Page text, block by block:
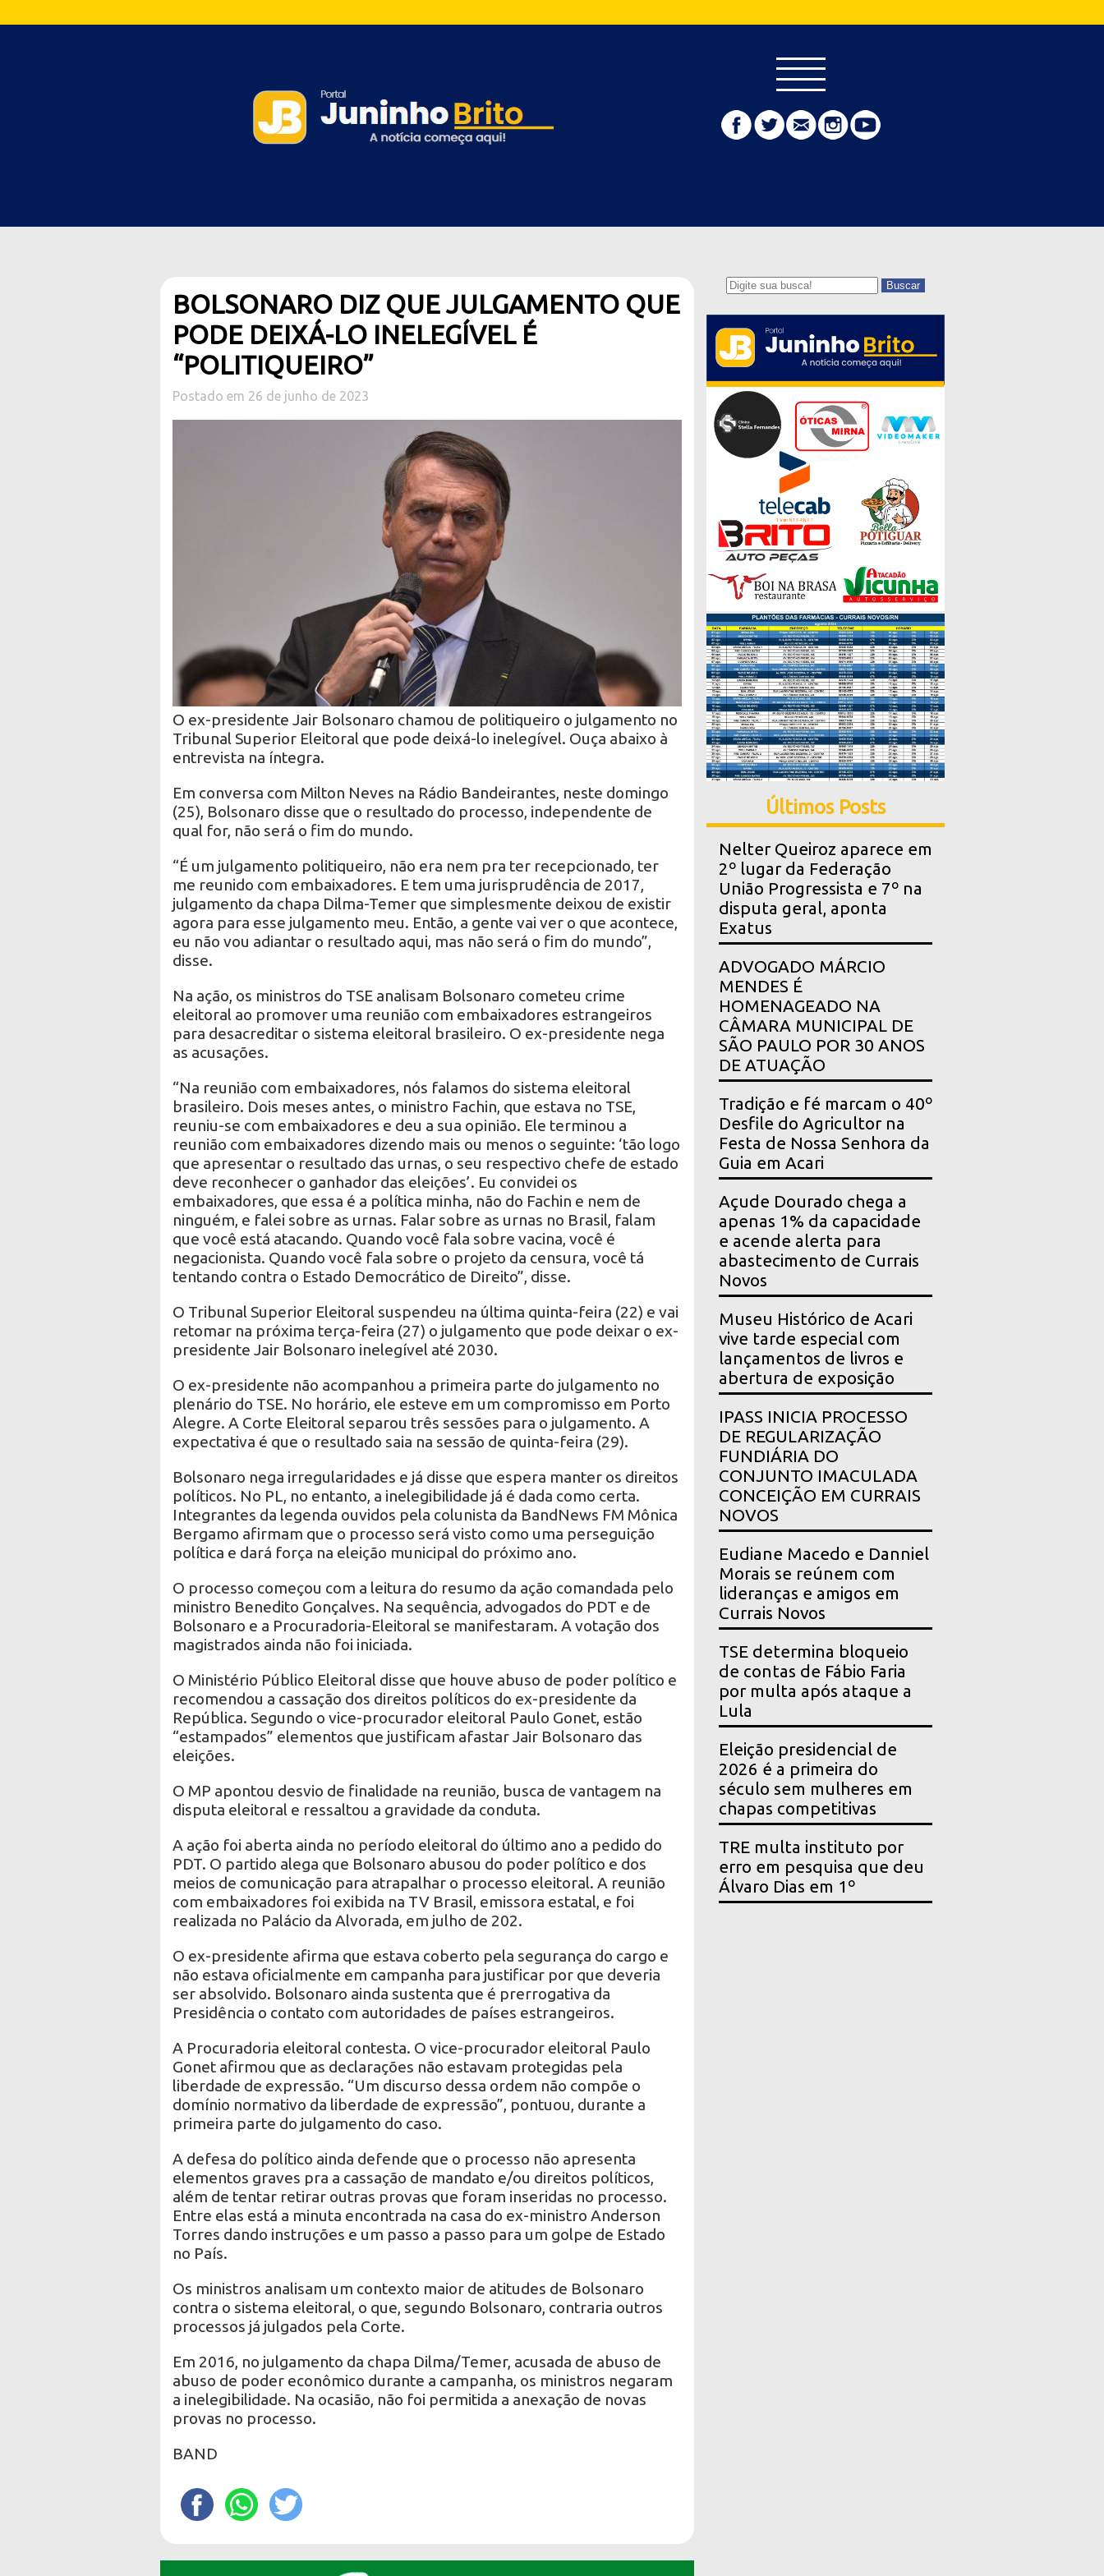
BOLSONARO DIZ QUE JULGAMENTO QUE
PODE DEIXÁ-LO INELEGÍVEL É
“POLITIQUEIRO”
Postado em 26 de junho de 2023
O ex-presidente Jair Bolsonaro chamou de politiqueiro o julgamento no
Tribunal Superior Eleitoral que pode deixá-lo inelegível. Ouça abaixo à
entrevista na íntegra.
Em conversa com Milton Neves na Rádio Bandeirantes, neste domingo
(25), Bolsonaro disse que o resultado do processo, independente de
qual for, não será o fim do mundo.
“É um julgamento politiqueiro, não era nem pra ter recepcionado, ter
me reunido com embaixadores. E tem uma jurisprudência de 2017,
julgamento da chapa Dilma-Temer que simplesmente deixou de existir
agora para esse julgamento meu. Então, a gente vai ver o que acontece,
eu não vou adiantar o resultado aqui, mas não será o fim do mundo”,
disse.
Na ação, os ministros do TSE analisam Bolsonaro cometeu crime
eleitoral ao promover uma reunião com embaixadores estrangeiros
para desacreditar o sistema eleitoral brasileiro. O ex-presidente nega
as acusações.
“Na reunião com embaixadores, nós falamos do sistema eleitoral
brasileiro. Dois meses antes, o ministro Fachin, que estava no TSE,
reuniu-se com embaixadores e deu a sua opinião. Ele terminou a
reunião com embaixadores dizendo mais ou menos o seguinte: ‘tão logo
que apresentar o resultado das urnas, o seu respectivo chefe de estado
deve reconhecer o ganhador das eleições’. Eu convidei os
embaixadores, que essa é a política minha, não do Fachin e nem de
ninguém, e falei sobre as urnas. Falar sobre as urnas no Brasil, falam
que você está atacando. Quando você fala sobre vacina, você é
negacionista. Quando você fala sobre o projeto da censura, você tá
tentando contra o Estado Democrático de Direito”, disse.
O Tribunal Superior Eleitoral suspendeu na última quinta-feira (22) e vai
retomar na próxima terça-feira (27) o julgamento que pode deixar o ex-
presidente Jair Bolsonaro inelegível até 2030.
O ex-presidente não acompanhou a primeira parte do julgamento no
plenário do TSE. No horário, ele esteve em um compromisso em Porto
Alegre. A Corte Eleitoral separou três sessões para o julgamento. A
expectativa é que o resultado saia na sessão de quinta-feira (29).
Bolsonaro nega irregularidades e já disse que espera manter os direitos
políticos. No PL, no entanto, a inelegibilidade já é dada como certa.
Integrantes da legenda ouvidos pela colunista da BandNews FM Mônica
Bergamo afirmam que o processo será visto como uma perseguição
política e dará força na eleição municipal do próximo ano.
O processo começou com a leitura do resumo da ação comandada pelo
ministro Benedito Gonçalves. Na sequência, advogados do PDT e de
Bolsonaro e a Procuradoria-Eleitoral se manifestaram. A votação dos
magistrados ainda não foi iniciada.
O Ministério Público Eleitoral disse que houve abuso de poder político e
recomendou a cassação dos direitos políticos do ex-presidente da
República. Segundo o vice-procurador eleitoral Paulo Gonet, estão
“estampados” elementos que justificam afastar Jair Bolsonaro das
eleições.
O MP apontou desvio de finalidade na reunião, busca de vantagem na
disputa eleitoral e ressaltou a gravidade da conduta.
A ação foi aberta ainda no período eleitoral do último ano a pedido do
PDT. O partido alega que Bolsonaro abusou do poder político e dos
meios de comunicação para atrapalhar o processo eleitoral. A reunião
com embaixadores foi exibida na TV Brasil, emissora estatal, e foi
realizada no Palácio da Alvorada, em julho de 202.
O ex-presidente afirma que estava coberto pela segurança do cargo e
não estava oficialmente em campanha para justificar por que deveria
ser absolvido. Bolsonaro ainda sustenta que é prerrogativa da
Presidência o contato com autoridades de países estrangeiros.
A Procuradoria eleitoral contesta. O vice-procurador eleitoral Paulo
Gonet afirmou que as declarações não estavam protegidas pela
liberdade de expressão. “Um discurso dessa ordem não compõe o
domínio normativo da liberdade de expressão”, pontuou, durante a
primeira parte do julgamento do caso.
A defesa do político ainda defende que o processo não apresenta
elementos graves pra a cassação de mandato e/ou direitos políticos,
além de tentar retirar outras provas que foram inseridas no processo.
Entre elas está a minuta encontrada na casa do ex-ministro Anderson
Torres dando instruções e um passo a passo para um golpe de Estado
no País.
Os ministros analisam um contexto maior de atitudes de Bolsonaro
contra o sistema eleitoral, o que, segundo Bolsonaro, contraria outros
processos já julgados pela Corte.
Em 2016, no julgamento da chapa Dilma/Temer, acusada de abuso de
abuso de poder econômico durante a campanha, os ministros negaram
a inelegibilidade. Na ocasião, não foi permitida a anexação de novas
provas no processo.
BAND
Buscar
Últimos Posts
Nelter Queiroz aparece em
2º lugar da Federação
União Progressista e 7º na
disputa geral, aponta
Exatus
ADVOGADO MÁRCIO
MENDES É
HOMENAGEADO NA
CÂMARA MUNICIPAL DE
SÃO PAULO POR 30 ANOS
DE ATUAÇÃO
Tradição e fé marcam o 40º
Desfile do Agricultor na
Festa de Nossa Senhora da
Guia em Acari
Açude Dourado chega a
apenas 1% da capacidade
e acende alerta para
abastecimento de Currais
Novos
Museu Histórico de Acari
vive tarde especial com
lançamentos de livros e
abertura de exposição
IPASS INICIA PROCESSO
DE REGULARIZAÇÃO
FUNDIÁRIA DO
CONJUNTO IMACULADA
CONCEIÇÃO EM CURRAIS
NOVOS
Eudiane Macedo e Danniel
Morais se reúnem com
lideranças e amigos em
Currais Novos
TSE determina bloqueio
de contas de Fábio Faria
por multa após ataque a
Lula
Eleição presidencial de
2026 é a primeira do
século sem mulheres em
chapas competitivas
TRE multa instituto por
erro em pesquisa que deu
Álvaro Dias em 1º